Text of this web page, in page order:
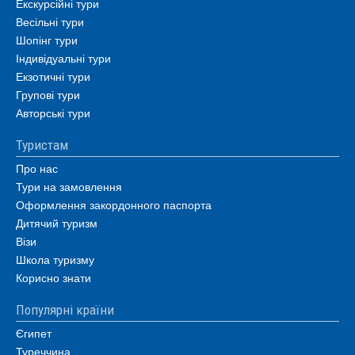
Екскурсійні тури
Весільні тури
Шопінг тури
Індивідуальні тури
Екзотичні тури
Групові тури
Авторські тури
Туристам
Про нас
Тури на замовлення
Оформлення закордонного паспорта
Дитячий туризм
Візи
Школа туризму
Корисно знати
Популярні країни
Єгипет
Туреччина